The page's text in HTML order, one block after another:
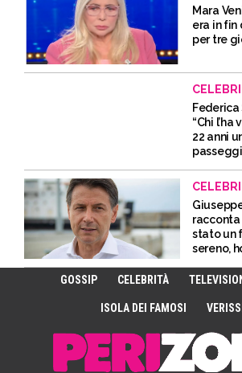
Mara
era in fin
per tre
“Chi l’ha
22 anni
racconta
stato un
sereno,
GOSSIP CELEBRITÀ
ISOLA DEI FAMOSI